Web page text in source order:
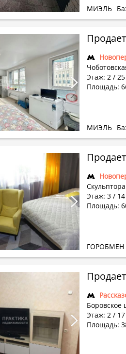
МИЭЛЬ
Этаж: 2 / 25
Площадь:
МИЭЛЬ
Этаж: 3 / 14
Площадь:
ГОРОБМЕН
Боровское
Этаж: 2 / 17
Площадь: